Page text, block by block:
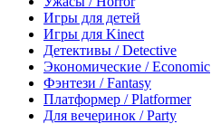
Игры для детей
Игры для Kinect
Детективы / Detective
Экономические / Economic
Фэнтези / Fantasy
Платформер / Platformer
Для вечеринок / Party